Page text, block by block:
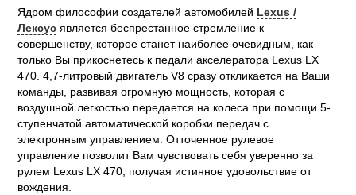
Ядром философии создателей автомобилей Lexus /
Лексус является беспрестанное стремление к
совершенству, которое станет наиболее очевидным, как
только Вы прикоснетесь к педали акселератора Lexus LX
470 . 4,7-литровый двигатель V8 сразу откликается на Ваши
команды, развивая огромную мощность, которая с
воздушной легкостью передается на колеса при помощи 5-
ступенчатой автоматической коробки передач с
электронным управлением. Отточенное рулевое
управление позволит Вам чувствовать себя уверенно за
рулем Lexus LX 470 , получая истинное удовольствие от
вождения.